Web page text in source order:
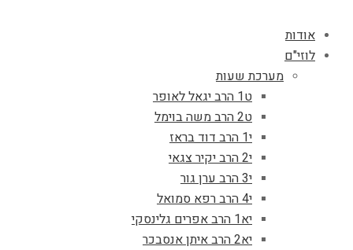
אודות
לוזי"ם
מערכת שעות
ט1 הרב יגאל לאופר
ט2 הרב משה בוימל
י1 הרב דוד בראז
י2 הרב יקיר צגאי
י3 הרב ערן גור
י4 הרב רפא סמואל
יא1 הרב אפרים גלינסקי
יא2 הרב איתן אנסבכר